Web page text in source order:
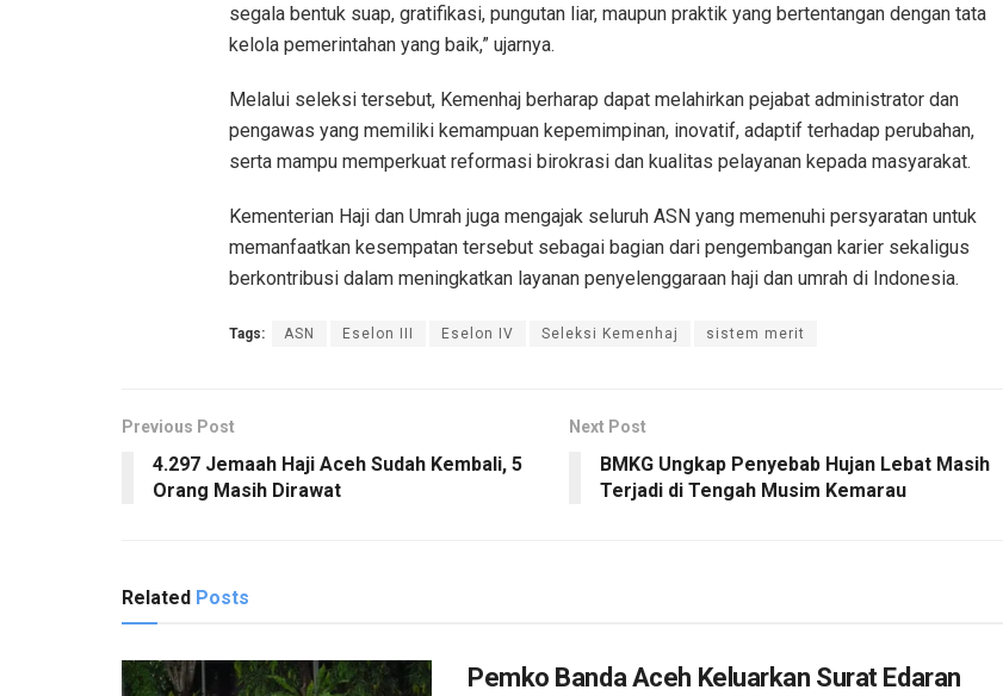
segala bentuk suap, gratifikasi, pungutan liar, maupun praktik yang bertentangan dengan tata
kelola pemerintahan yang baik,” ujarnya.
Melalui seleksi tersebut, Kemenhaj berharap dapat melahirkan pejabat administrator dan
pengawas yang memiliki kemampuan kepemimpinan, inovatif, adaptif terhadap perubahan,
serta mampu memperkuat reformasi birokrasi dan kualitas pelayanan kepada masyarakat.
Kementerian Haji dan Umrah juga mengajak seluruh ASN yang memenuhi persyaratan untuk
memanfaatkan kesempatan tersebut sebagai bagian dari pengembangan karier sekaligus
berkontribusi dalam meningkatkan layanan penyelenggaraan haji dan umrah di Indonesia.
Tags: ASN Eselon III Eselon IV Seleksi Kemenhaj sistem merit
Previous Post
4.297 Jemaah Haji Aceh Sudah Kembali, 5
Orang Masih Dirawat
Next Post
BMKG Ungkap Penyebab Hujan Lebat Masih
Terjadi di Tengah Musim Kemarau
Related Posts
Pemko Banda Aceh Keluarkan Surat Edaran